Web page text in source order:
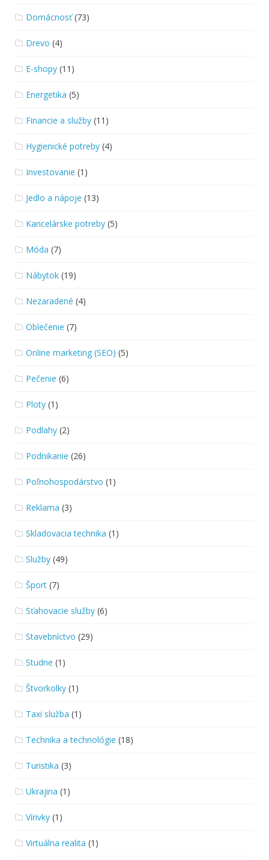
Domácnosť(73)
Drevo (4)
E-shopy (11)
Energetika (5)
Financie a služby (11)
Hygienické potreby (4)
Investovanie (1)
Jedlo a nápoje (13)
Kancelárske potreby (5)
Móda (7)
Nábytok (19)
Nezaradené (4)
Oblečenie (7)
Online marketing (SEO) (5)
Pečenie (6)
Ploty (1)
Podlahy (2)
Podnikanie (26)
Poľnohospodárstvo (1)
Reklama (3)
Skladovacia technika (1)
Služby (49)
Šport (7)
Sťahovacie služby (6)
Stavebníctvo (29)
Studne (1)
Štvorkolky (1)
Taxi služba (1)
Technika a technológie (18)
Turistika (3)
Ukrajina (1)
Vírivky (1)
Virtuálna realita (1)